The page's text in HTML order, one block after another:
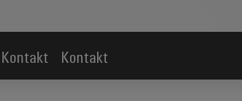
Kontakt Kontakt